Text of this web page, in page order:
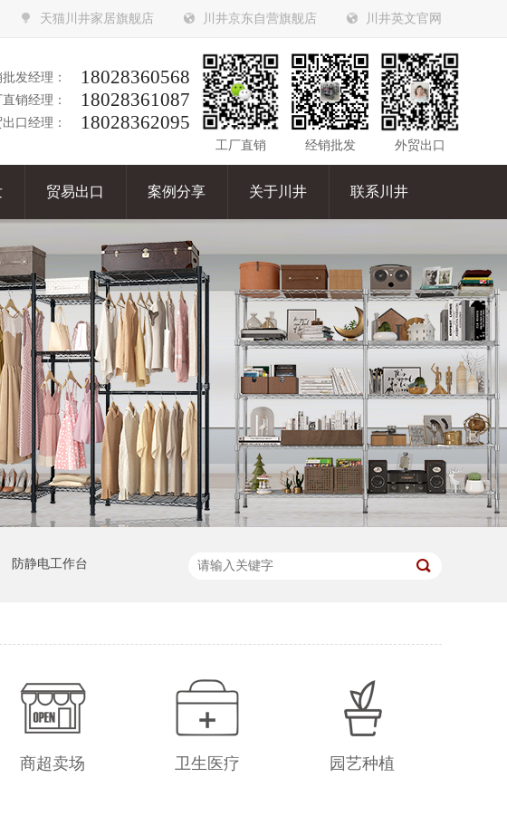
天猫川井家居旗舰店 川井京东自营旗舰店 川井英文官网
发经理： 18028360568
销经理： 18028361087
口经理： 18028362095
工厂直销 经销批发 外贸出口
贸易出口 案例分享 关于川井 联系川井
防静电工作台
商超卖场 卫生医疗 园艺种植